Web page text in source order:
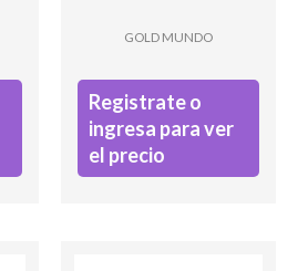
GOLD MUNDO
Registrate o
ingresa para ver
el precio